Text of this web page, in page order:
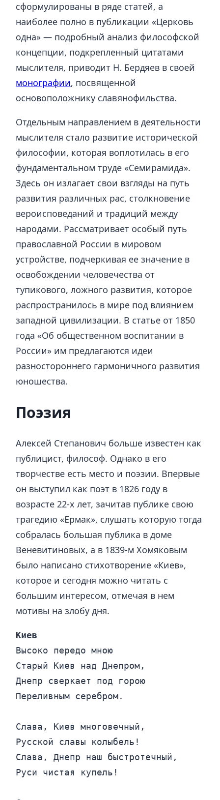
сформулированы в ряде статей, а
наиболее полно в публикации «Церковь
одна» — подробный анализ философской
концепции, подкрепленный цитатами
мыслителя, приводит Н. Бердяев в своей
монографии, посвященной
основоположнику славянофильства.
Отдельным направлением в деятельности
мыслителя стало развитие исторической
философии, которая воплотилась в его
фундаментальном труде «Семирамида».
Здесь он излагает свои взгляды на путь
развития различных рас, столкновение
вероисповеданий и традиций между
народами. Рассматривает особый путь
православной России в мировом
устройстве, подчеркивая ее значение в
освобождении человечества от
тупикового, ложного развития, которое
распространилось в мире под влиянием
западной цивилизации. В статье от 1850
года «Об общественном воспитании в
России» им предлагаются идеи
разностороннего гармоничного развития
юношества.
Поэзия
Алексей Степанович больше известен как
публицист, философ. Однако в его
творчестве есть место и поэзии. Впервые
он выступил как поэт в 1826 году в
возрасте 22-х лет, зачитав публике свою
трагедию «Ермак», слушать которую тогда
собралась большая публика в доме
Веневитиновых, а в 1839-м Хомяковым
было написано стихотворение «Киев»,
которое и сегодня можно читать с
большим интересом, отмечая в нем
мотивы на злобу дня.
Киев
Высоко передо мною
Старый Киев над Днепром,
Днепр сверкает под горою
Переливным серебром.
Слава, Киев многовечный,
Русской славы колыбель!
Слава, Днепр наш быстротечный,
Руси чистая купель!